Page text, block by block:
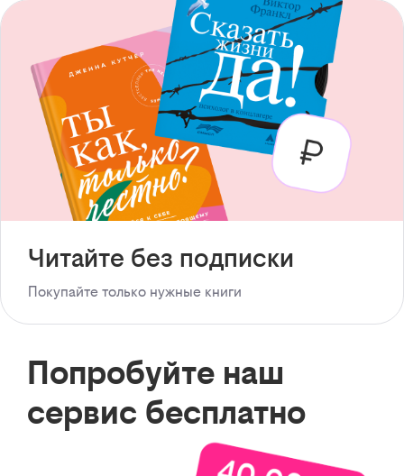
Читайте без подписки
Покупайте только нужные книги
Попробуйте наш
сервис бесплатно